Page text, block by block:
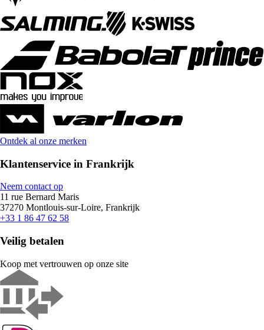
Ontdek al onze merken
Klantenservice in Frankrijk
Neem contact op
11 rue Bernard Maris
37270 Montlouis-sur-Loire, Frankrijk
+33 1 86 47 62 58
Veilig betalen
Koop met vertrouwen op onze site